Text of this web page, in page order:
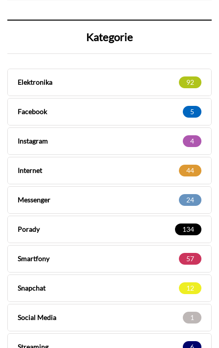
Kategorie
Elektronika 92
Facebook 5
Instagram 4
Internet 44
Messenger 24
Porady 134
Smartfony 57
Snapchat 12
Social Media 1